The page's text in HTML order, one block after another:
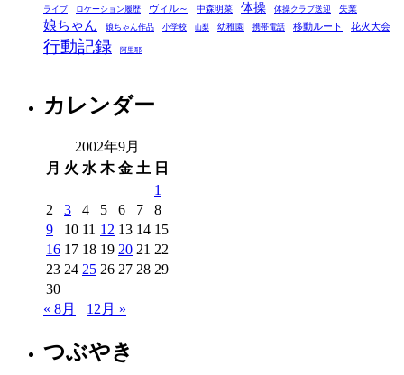
ライブ ロケーション履歴 ヴィル～ 中森明菜 体操 体操クラブ送迎 失業
娘ちゃん 娘ちゃん作品 小学校 山梨 幼稚園 携帯電話 移動ルート 花火大会
行動記録 阿里耶
カレンダー
2002年9月
月 火 水 木 金 土 日
1
2
3 4 5 6 7
8
9
10 11 12 13 14 15
16 17 18 19 20 21 22
23 24 25 26 27 28 29
30
« 8月
12月 »
つぶやき